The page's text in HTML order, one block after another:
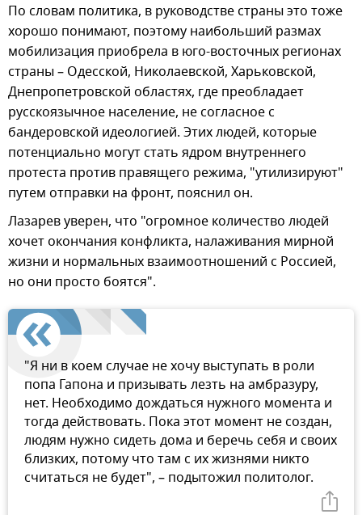
По словам политика, в руководстве страны это тоже
хорошо понимают, поэтому наибольший размах
мобилизация приобрела в юго-восточных регионах
страны – Одесской, Николаевской, Харьковской,
Днепропетровской областях, где преобладает
русскоязычное население, не согласное с
бандеровской идеологией. Этих людей, которые
потенциально могут стать ядром внутреннего
протеста против правящего режима, "утилизируют"
путем отправки на фронт, пояснил он.
Лазарев уверен, что "огромное количество людей
хочет окончания конфликта, налаживания мирной
жизни и нормальных взаимоотношений с Россией,
но они просто боятся".
"Я ни в коем случае не хочу выступать в роли
попа Гапона и призывать лезть на амбразуру,
нет. Необходимо дождаться нужного момента и
тогда действовать. Пока этот момент не создан,
людям нужно сидеть дома и беречь себя и своих
близких, потому что там с их жизнями никто
считаться не будет", – подытожил политолог.